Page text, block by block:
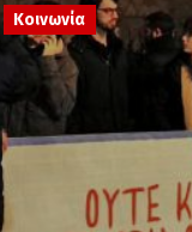
Κοινωνία